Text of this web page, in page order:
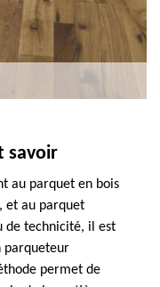
savoir
au parquet en bois
et au parquet
de technicité, il est
parqueteur
permet de